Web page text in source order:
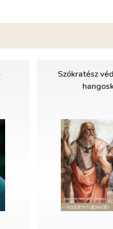
Szókratész